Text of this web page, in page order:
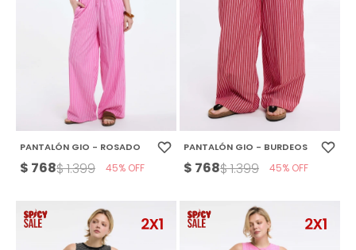
PANTALÓN GIO - ROSADO
$ 768$1.399 45
PANTALÓN GIO - BURDEOS
$ 768$1.399 45